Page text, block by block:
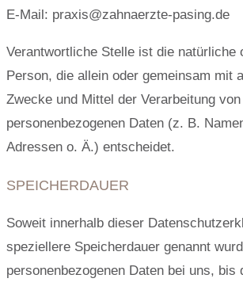
E-Mail: praxis@zahnaerzte-pasing.de
Verantwortliche Stelle ist die natürliche
Person, die allein oder gemeinsam mit
Zwecke und Mittel der Verarbeitung von
personenbezogenen Daten (z. B.
Adressen o. Ä.) entscheidet.
SPEICHERDAUER
Soweit innerhalb dieser
speziellere Speicherdauer genannt
personenbezogenen Daten bei uns, bis